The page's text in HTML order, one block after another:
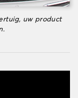
uw product